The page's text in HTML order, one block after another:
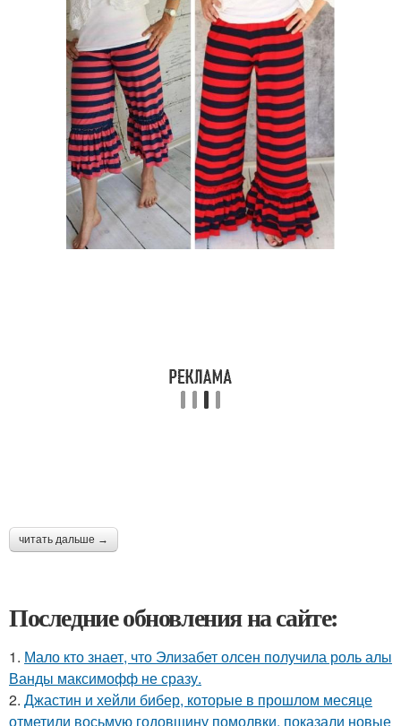
читать дальше →
Последние обновления на сайте:
1. Мало кто знает, что Элизабет олсен получила роль алы
Ванды максимофф не сразу.
2. Джастин и хейли бибер, которые в прошлом месяце
отметили восьмую годовщину помолвки, показали новые